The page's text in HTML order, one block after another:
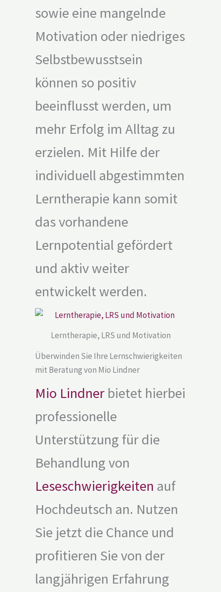
sowie eine mangelnde
Motivation oder niedriges
Selbstbewusstsein
können so positiv
beeinflusst werden, um
mehr Erfolg im Alltag zu
erzielen. Mit Hilfe der
individuell abgestimmten
Lerntherapie kann somit
das vorhandene
Lernpotential gefördert
und aktiv weiter
entwickelt werden.
Lerntherapie, LRS und Motivation
Überwinden Sie Ihre Lernschwierigkeiten
mit Beratung von Mio Lindner
Mio Lindner bietet hierbei
professionelle
Unterstützung für die
Behandlung von
Leseschwierigkeiten auf
Hochdeutsch an. Nutzen
Sie jetzt die Chance und
profitieren Sie von der
langjährigen Erfahrung